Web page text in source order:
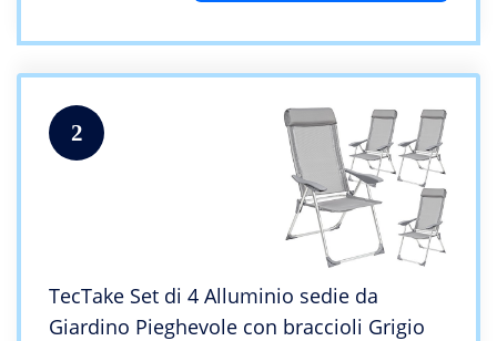
2
TecTake Set di 4 Alluminio sedie da
Giardino Pieghevole con braccioli Grigio